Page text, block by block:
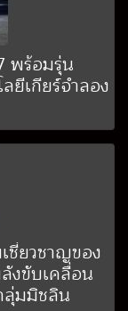
พร้อมรุ่น
เกียร์จำลอง
ชี่ยวชาญของ
งขับเคลื่อน
ลุ่มมิชลิน